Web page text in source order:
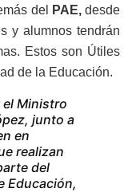
del PAE,desde
y alumnos tendrán
Estos son Útiles
de la Educación.
el Ministro
junto a
en
realizan
del
Educación,